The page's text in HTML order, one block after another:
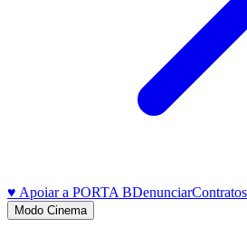
♥ Apoiar a PORTA BDenunciar
Modo Cinema